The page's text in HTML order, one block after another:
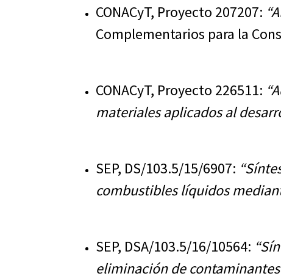
CONACyT, Proyecto 207207: “
Complementarios para la
CONACyT, Proyecto 226511:
materiales aplicados al
SEP, DS/103.5/15/6907:
combustibles líquidos
SEP, DSA/103.5/16/10564:
eliminación de